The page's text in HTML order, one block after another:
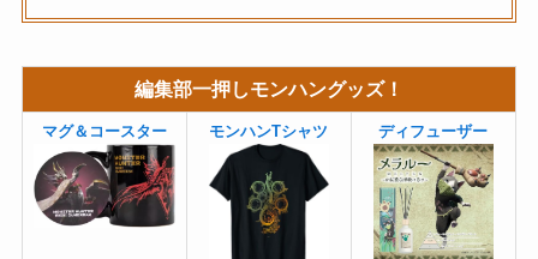
編集部一押しモンハングッズ！
マグ＆コースター モンハンTシャツ ディフューザー